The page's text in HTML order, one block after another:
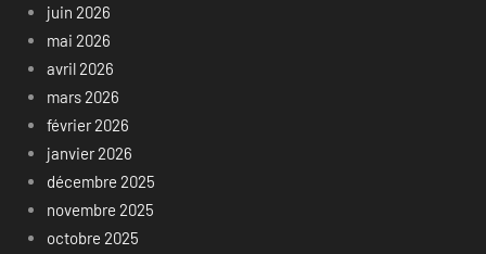
juin 2026
mai 2026
avril 2026
mars 2026
février 2026
janvier 2026
décembre 2025
novembre 2025
octobre 2025